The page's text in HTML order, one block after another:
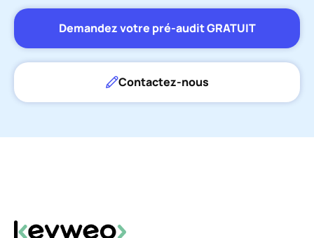
Demandez votre pré-audit GRATUIT
Contactez-nous